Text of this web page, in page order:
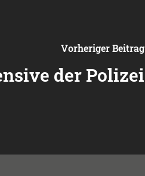
Vorheriger Beitrag
der Polizei